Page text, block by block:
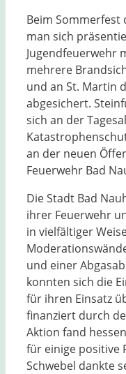
Beim
man sich
Jugendfeuerwehr
mehrere
und an St. Martin
abgesichert.
sich an der
an der neuen
Feuerwehr Bad
Die Stadt Bad
ihrer Feuerwehr
in vielfältiger
und einer
konnten sich die
für ihren Einsatz
finanziert durch
Aktion fand
für einige positive
Schwebel dankte